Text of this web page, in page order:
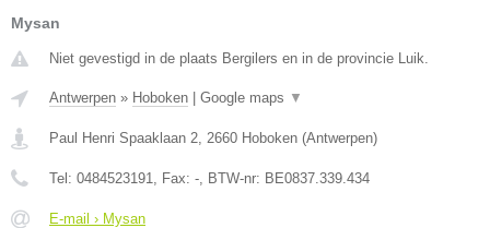
Mysan
Niet gevestigd in de plaats Bergilers en in de provincie Luik.
Antwerpen » Hoboken Google maps ▼
Paul Henri Spaaklaan 2, 2660 Hoboken (Antwerpen)
Tel: 0484523191, Fax: -, BTW-nr: BE0837.339.434
E-mail › Mysan